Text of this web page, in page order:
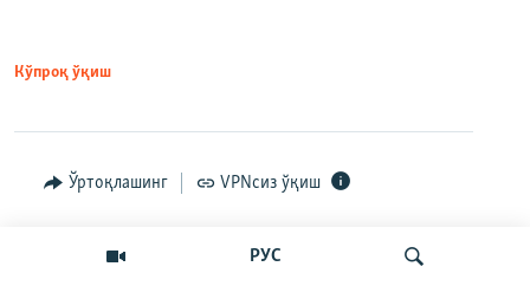
РУС
Кўпроқ ўқиш
Ўртоқлашинг VPNсиз ўқиш